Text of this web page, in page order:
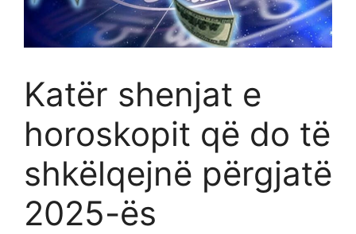
Katër shenjat e
horoskopit që do të
shkëlqejnë përgjatë
2025-ës